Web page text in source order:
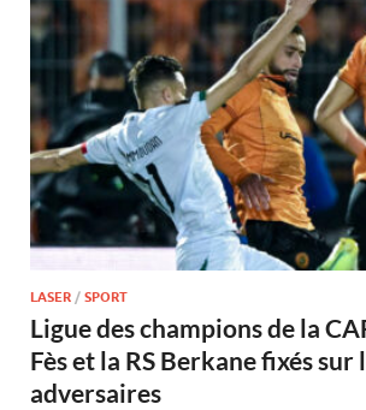
LASER / SPORT
Ligue des champions de la
Fès et la RS Berkane fixés sur
adversaires